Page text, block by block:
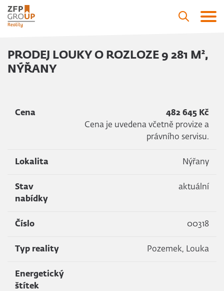
PRODEJ LOUKY O ROZLOZE 9 281 M²,
NÝŘANY
Cena
482 645 Kč
Cena je uvedena včetně provize a
právního servisu.
Lokalita Nýřany
Stav
nabídky
aktuální
Číslo 00318
Typ reality Pozemek, Louka
Energetický
štítek